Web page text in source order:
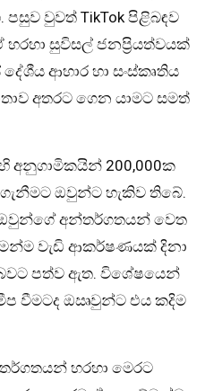
වුවත් TikTok පිළිබඳව
සුවිසල් ජනප්‍රියත්වයක්
ආහාර හා සංස්කෘතිය
අතරට ගෙන යාමට සමත්
අනුගාමිකයින් 200,000ක
ඔවුන්ට හැකිව තිබේ.
ඔවුන්ගේ අන්තර්ගතයන් වෙත
වැඩි ආකර්ෂණයක් දිනා
පත්ව ඇත. විශේෂයෙන්
වීමටද ඔඍවුන්ට එය කදිම
හරහා මෙරට